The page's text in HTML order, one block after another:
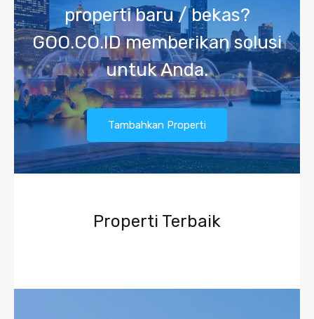
properti baru / bekas?
GOO.CO.ID memberikan solusi
untuk Anda.
Tambahkan Properti
Properti Terbaik